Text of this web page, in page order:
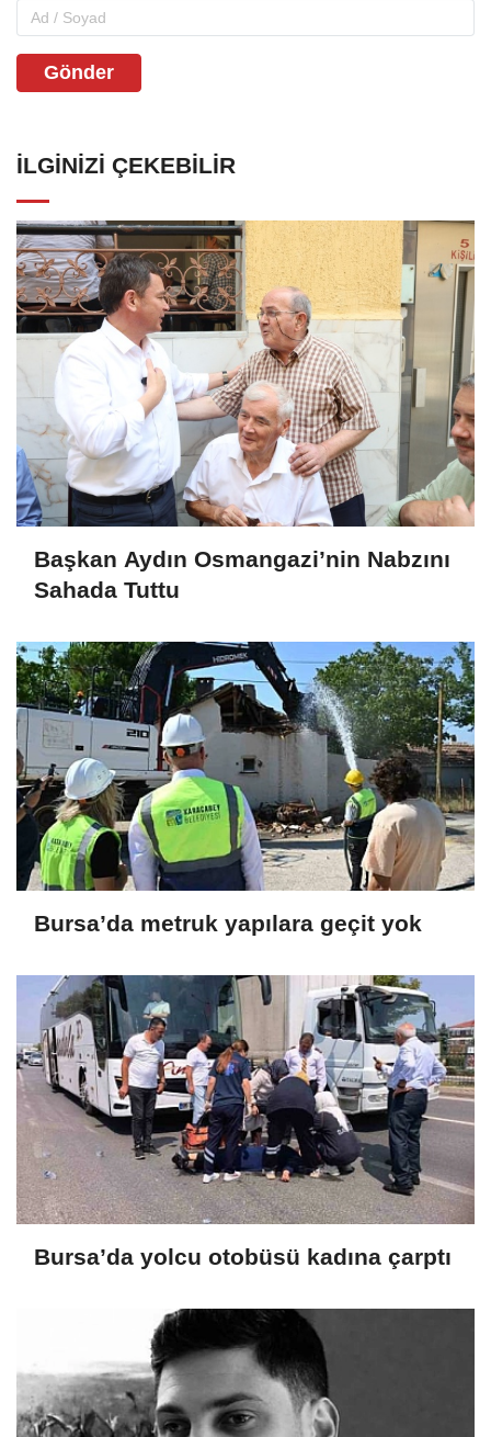
Gönder
İLGINIZI ÇEKEBILIR
Başkan Aydın Osmangazi’nin Nabzını
Sahada Tuttu
Bursa’da metruk yapılara geçit yok
Bursa’da yolcu otobüsü kadına çarptı